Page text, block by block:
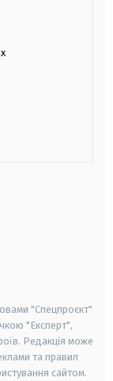
"Спецпроєкт"
"Експерт",
Редакція може
та правил
сайтом.